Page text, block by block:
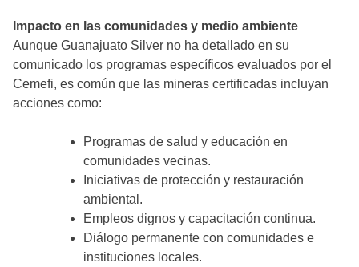
Impacto en las comunidades y medio ambiente
Aunque Guanajuato Silver no ha detallado en su
comunicado los programas específicos evaluados por el
Cemefi, es común que las mineras certificadas incluyan
acciones como:
Programas de salud y educación en
comunidades vecinas.
Iniciativas de protección y restauración
ambiental.
Empleos dignos y capacitación continua.
Diálogo permanente con comunidades e
instituciones locales.